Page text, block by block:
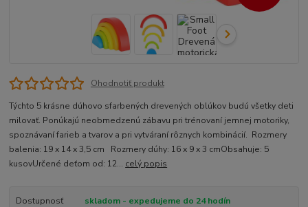
Ohodnotiť produkt
Týchto 5 krásne dúhovo sfarbených drevených oblúkov budú všetky deti
milovať. Ponúkajú neobmedzenú zábavu pri trénovaní jemnej motoriky,
spoznávaní farieb a tvarov a pri vytváraní rôznych kombinácií. Rozmery
balenia: 19 x 14 x 3,5 cm Rozmery dúhy: 16 x 9 x 3 cmObsahuje: 5
kusovUrčené deťom od: 12... celý popis
Dostupnosť
skladom - expedujeme do 24 hodín